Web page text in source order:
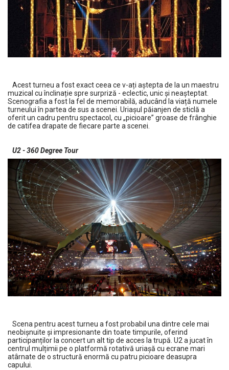
Acest turneu a fost exact ceea ce v-ați aștepta de la un maestru
muzical cu înclinație spre surpriză - eclectic, unic și neașteptat.
Scenografia a fost la fel de memorabilă, aducând la viață numele
turneului în partea de sus a scenei. Uriașul păianjen de sticlă a
oferit un cadru pentru spectacol, cu „picioare” groase de frânghie
de catifea drapate de fiecare parte a scenei.
U2 - 360 Degree Tour
Scena pentru acest turneu a fost probabil una dintre cele mai
neobișnuite și impresionante din toate timpurile, oferind
participanților la concert un alt tip de acces la trupă. U2 a jucat în
centrul mulțimii pe o platformă rotativă uriașă cu ecrane mari
atârnate de o structură enormă cu patru picioare deasupra
capului.